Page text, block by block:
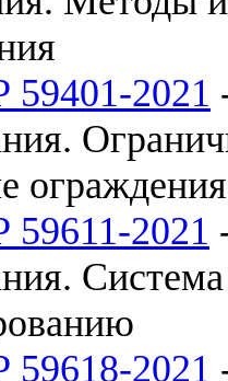
2021
2021
2021